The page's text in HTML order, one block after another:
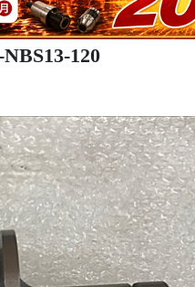
120